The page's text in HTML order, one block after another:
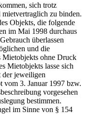
sich trotz
zu binden.
Objekts, die folgende
im Mai 1998 durchaus
überlassen
und die
Mietobjekts ohne Druck
Mietobjekts lasse sich
der jeweiligen
vom 3. Januar 1997 bzw.
vorgesehen
bestimmen.
im Sinne von § 154